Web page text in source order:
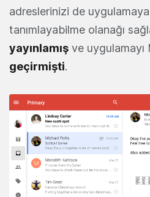
adreslerinizi de uygulamaya
tanımlayabilme olanağı
yayınlamış ve
geçirmişti.